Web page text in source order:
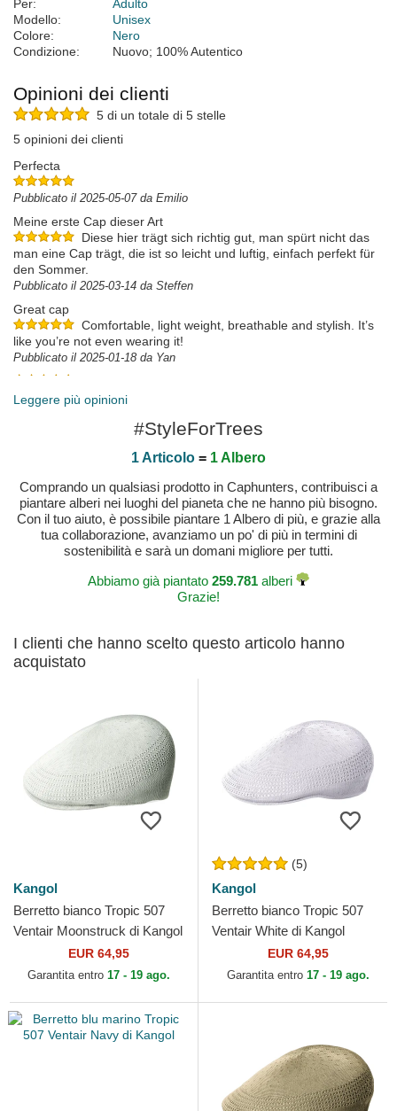
Per:
Adulto
Modello:
Unisex
Colore:
Nero
Condizione:
Nuovo; 100% Autentico
Opinioni dei clienti
5 di un totale di 5 stelle
5 opinioni dei clienti
Perfecta
Pubblicato il 2025-05-07 da Emilio
Meine erste Cap dieser Art
Diese hier trägt sich richtig gut, man spürt nicht das
man eine Cap trägt, die ist so leicht und luftig, einfach perfekt für
den Sommer.
Pubblicato il 2025-03-14 da Steffen
Great cap
Comfortable, light weight, breathable and stylish. It’s
like you’re not even wearing it!
Pubblicato il 2025-01-18 da Yan
Pubblicato il 2025-05-17 da Robert
Leggere più opinioni
#StyleForTrees
1 Articolo = 1 Albero
Comprando un qualsiasi prodotto in Caphunters, contribuisci a
piantare alberi nei luoghi del pianeta che ne hanno più bisogno.
Con il tuo aiuto, è possibile piantare 1 Albero di più, e grazie alla
tua collaborazione, avanziamo un po' di più in termini di
sostenibilità e sarà un domani migliore per tutti.
Abbiamo già piantato 259.781 alberi
Grazie!
I clienti che hanno scelto questo articolo hanno
acquistato
Kangol
Berretto bianco Tropic 507
Ventair Moonstruck di Kangol
EUR 64,95
Garantita entro 17 - 19 ago.
(5)
Kangol
Berretto bianco Tropic 507
Ventair White di Kangol
EUR 64,95
Garantita entro 17 - 19 ago.